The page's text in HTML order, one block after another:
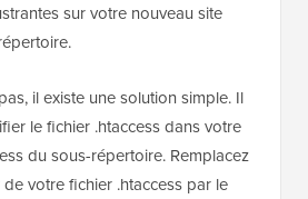
sur votre nouveau site
il existe une solution simple. Il
le fichier .htaccess dans votre
du sous-répertoire. Remplacez
votre fichier .htaccess par le